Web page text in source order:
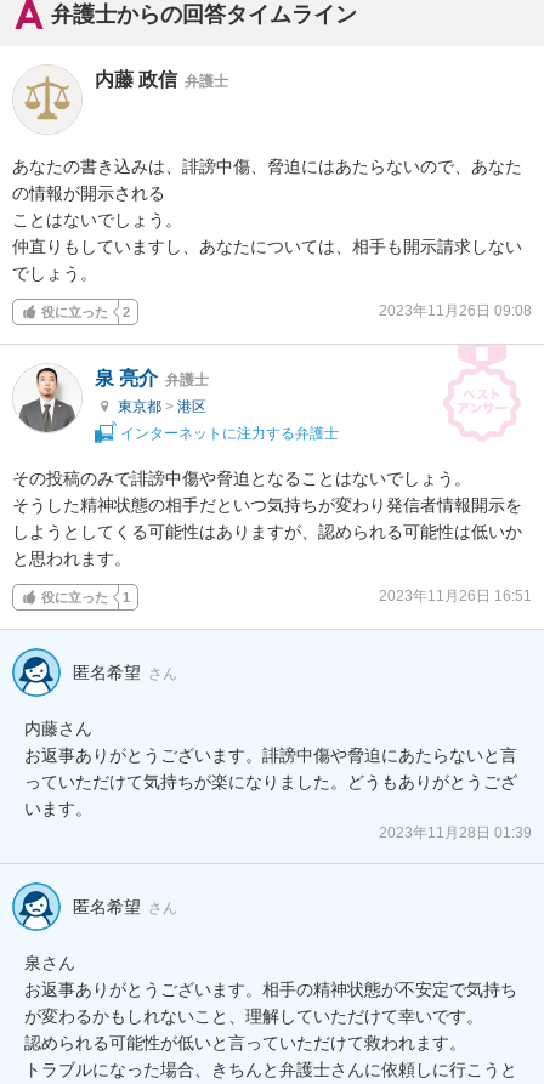
弁護士からの回答タイムライン
内藤 政信 弁護士
あなたの書き込みは、誹謗中傷、脅迫にはあたらないので、あなた
の情報が開示される
ことはないでしょう。
仲直りもしていますし、あなたについては、相手も開示請求しない
でしょう。
役に立った 2 2023年11月26日 09:08
泉 亮介 弁護士
東京都 > 港区
インターネットに注力する弁護士
その投稿のみで誹謗中傷や脅迫となることはないでしょう。
そうした精神状態の相手だといつ気持ちが変わり発信者情報開示を
しようとしてくる可能性はありますが、認められる可能性は低いか
と思われます。
役に立った 1 2023年11月26日 16:51
匿名希望 さん
内藤さん
お返事ありがとうございます。誹謗中傷や脅迫にあたらないと言
っていただけて気持ちが楽になりました。どうもありがとうござ
います。
2023年11月28日 01:39
匿名希望 さん
泉さん
お返事ありがとうございます。相手の精神状態が不安定で気持ち
が変わるかもしれないこと、理解していただけて幸いです。
認められる可能性が低いと言っていただけて救われます。
トラブルになった場合、きちんと弁護士さんに依頼しに行こうと